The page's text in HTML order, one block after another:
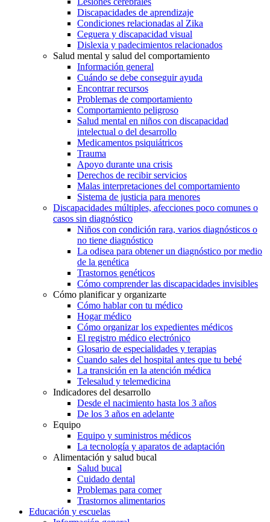
Discapacidades de aprendizaje
Condiciones relacionadas al Zika
Ceguera y discapacidad visual
Dislexia y padecimientos relacionados
Salud mental y salud del comportamiento
Información general
Cuándo se debe conseguir ayuda
Encontrar recursos
Problemas de comportamiento
Comportamiento peligroso
Salud mental en niños con discapacidad
intelectual o del desarrollo
Medicamentos psiquiátricos
Trauma
Apoyo durante una crisis
Derechos de recibir servicios
Malas interpretaciones del comportamiento
Sistema de justicia para menores
Discapacidades múltiples, afecciones poco comunes o
casos sin diagnóstico
Niños con condición rara, varios diagnósticos o
no tiene diagnóstico
La odisea para obtener un diagnóstico por medio
de la genética
Trastornos genéticos
Cómo comprender las discapacidades invisibles
Cómo planificar y organizarte
Cómo hablar con tu médico
Hogar médico
Cómo organizar los expedientes médicos
El registro médico electrónico
Glosario de especialidades y terapias
Cuando sales del hospital antes que tu bebé
La transición en la atención médica
Telesalud y telemedicina
Indicadores del desarrollo
Desde el nacimiento hasta los 3 años
De los 3 años en adelante
Equipo
Equipo y suministros médicos
La tecnología y aparatos de adaptación
Alimentación y salud bucal
Salud bucal
Cuidado dental
Problemas para comer
Trastornos alimentarios
Educación y escuelas